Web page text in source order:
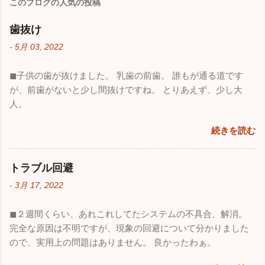
このブログの人気の投稿
歯抜け
- 5月 03, 2022
◼︎子供の歯が抜けました。 乳歯の前歯。 誰もが通る道です
が、前歯がないと少し間抜けですね。 とりあえず、少し大
人。
続きを読む
トラブル回避
- 3月 17, 2022
◼︎２週間くらい、あれこれしてたシステムの不具合、解消。
完全な原因は不明ですが、現象の回避について分かりました
ので、実用上の問題はありません。 良かったわぁ。